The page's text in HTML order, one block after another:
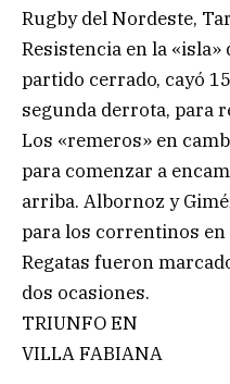
Rugby del Nordeste,
Resistencia en la
partido cerrado, cayó
segunda derrota, para
Los «remeros» en
para comenzar a
arriba. Albornoz y
para los correntinos
Regatas fueron
dos ocasiones.
TRIUNFO EN
VILLA FABIANA